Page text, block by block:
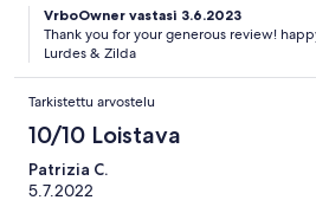
VrboOwner vastasi 3.6.2023
Thank you for your generous review!
Lurdes & Zilda
Tarkistettu arvostelu
10/10 Loistava
Patrizia C.
5.7.2022